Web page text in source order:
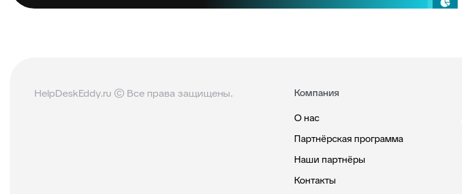
HelpDeskEddy.ru © Все права защищены.
Компания
О нас
Партнёрская программа
Наши партнёры
Контакты